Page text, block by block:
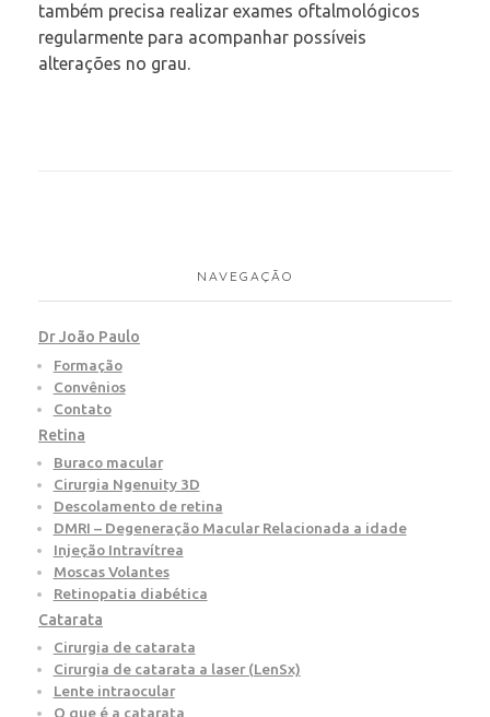
também precisa realizar exames oftalmológicos
regularmente para acompanhar possíveis
alterações no grau.
NAVEGAÇÃO
Dr João Paulo
Formação
Convênios
Contato
Retina
Buraco macular
Cirurgia Ngenuity 3D
Descolamento de retina
DMRI – Degeneração Macular Relacionada a idade
Injeção Intravítrea
Moscas Volantes
Retinopatia diabética
Catarata
Cirurgia de catarata
Cirurgia de catarata a laser (LenSx)
Lente intraocular
O que é a catarata